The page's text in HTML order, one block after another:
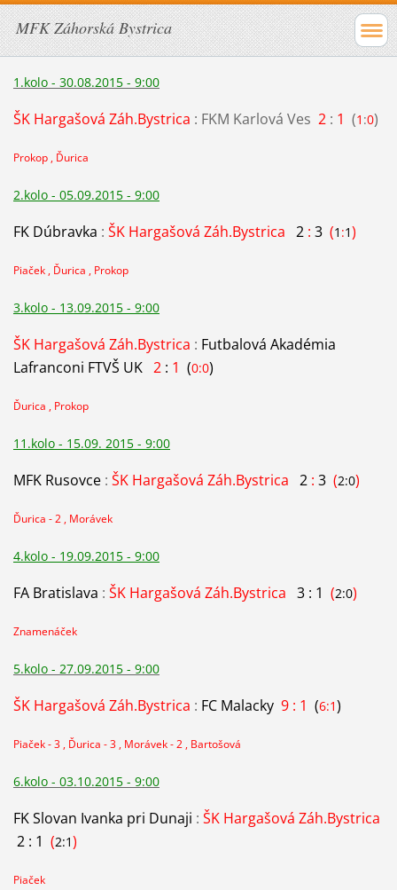
MFK Záhorská Bystrica
1.kolo - 30.08.2015 - 9:00
ŠK Hargašová Záh.Bystrica : FKM Karlová Ves 2: 1 (1 :0)
Prokop , Ďurica
2.kolo - 05.09.2015 - 9:00
FK Dúbravka : ŠK Hargašová Záh.Bystrica 2: 3(1 :1)
Piaček , Ďurica , Prokop
3.kolo - 13.09.2015 - 9:00
ŠK Hargašová Záh.Bystrica : Futbalová Akadémia
Lafranconi FTVŠ UK 2: 1 (0:0)
Ďurica , Prokop
11.kolo - 15.09. 2015 - 9:00
MFK Rusovce: ŠK Hargašová Záh.Bystrica 2 : 3(2:0)
Ďurica - 2 , Morávek
4.kolo - 19.09.2015 - 9:00
FA Bratislava : ŠK Hargašová Záh.Bystrica 3 : 1 (2:0)
Znamenáček
5.kolo - 27.09.2015 - 9:00
ŠK Hargašová Záh.Bystrica : FC Malacky 9 : 1 (6:1)
Piaček - 3 , Ďurica - 3 , Morávek - 2 , Bartošová
6.kolo - 03.10.2015 - 9:00
FK Slovan Ivanka pri Dunaji : ŠK Hargašová Záh.Bystrica
2 : 1 (2:1)
Piaček